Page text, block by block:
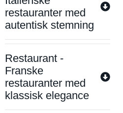
restauranter med
autentisk stemning
Restaurant -
Franske
restauranter med
klassisk elegance